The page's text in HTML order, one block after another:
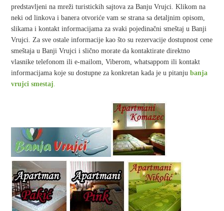
predstavljeni na mreži turistickih sajtova za Banju Vrujci. Klikom na
neki od linkova i banera otvoriće vam se strana sa detaljnim opisom,
slikama i kontakt informacijama za svaki pojedinačni smeštaj u Banji
Vrujci. Za sve ostale informacije kao što su rezervacije dostupnost cene
smeštaja u Banji Vrujci i slično morate da kontaktirate direktno
vlasnike telefonom ili e-mailom, Viberom, whatsappom ili kontakt
informacijama koje su dostupne za konkretan kada je u pitanjubanja
vrujci smestaj.